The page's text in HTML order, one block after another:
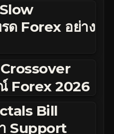
ด Forex อย่าง
Forex 2026
Bill
Support